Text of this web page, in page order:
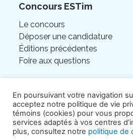
Concours ESTim
Le concours
Déposer une candidature
Éditions précédentes
Foire aux questions
En poursuivant votre navigation
acceptez notre politique de vie
témoins (cookies) pour vous
services adaptés à vos centres
plus, consultez notre politique de